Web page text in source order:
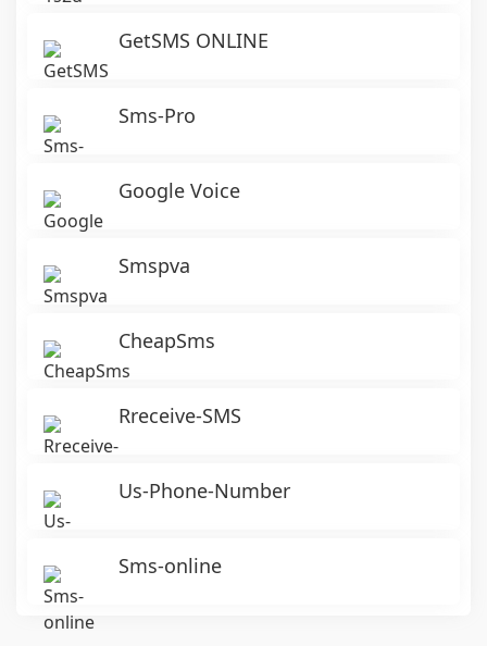
GetSMS ONLINE
Sms-Pro
Google Voice
Smspva
CheapSms
Rreceive-SMS
Us-Phone-Number
Sms-online